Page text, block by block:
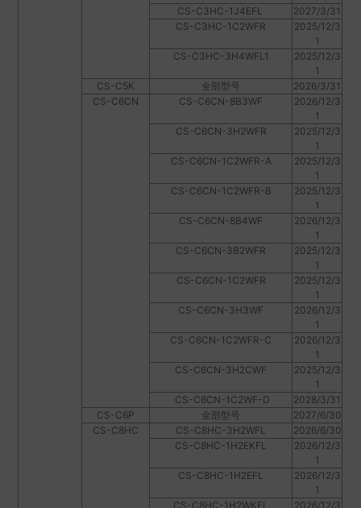
CS-C3HC-1J4EFL
2027/3/31
CS-C3HC-1C2WFR
2025/12/3
1
CS-C3HC-3H4WFL1
2025/12/3
1
CS-C5K
全部型号
2026/3/31
CS-C6CN
CS-C6CN-8B3WF
2026/12/3
1
CS-C6CN-3H2WFR
2025/12/3
1
CS-C6CN-1C2WFR-A
2025/12/3
1
CS-C6CN-1C2WFR-B
2025/12/3
1
CS-C6CN-8B4WF
2026/12/3
1
CS-C6CN-3B2WFR
2025/12/3
1
CS-C6CN-1C2WFR
2025/12/3
1
CS-C6CN-3H3WF
2026/12/3
1
CS-C6CN-1C2WFR-C
2026/12/3
1
CS-C6CN-3H2CWF
2025/12/3
1
CS-C6CN-1C2WF-D
2028/3/31
CS-C6P
全部型号
2027/6/30
CS-C8HC
CS-C8HC-3H2WFL
2026/6/30
CS-C8HC-1H2EKFL
2026/12/3
1
CS-C8HC-1H2EFL
2026/12/3
1
CS-C8HC-1H2WKFL
2026/12/3